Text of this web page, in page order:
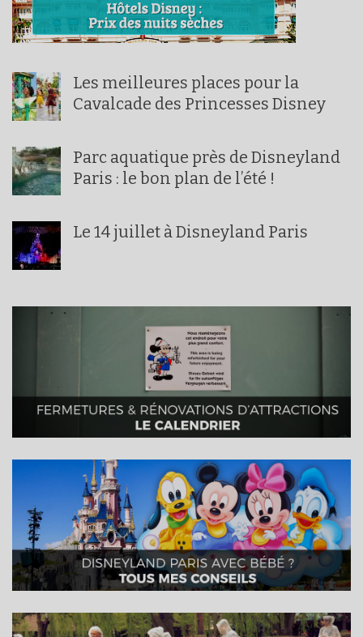
Les meilleures places pour la
Cavalcade des Princesses Disney
Parc aquatique près de Disneyland
Paris : le bon plan de l’été !
Le 14 juillet à Disneyland Paris